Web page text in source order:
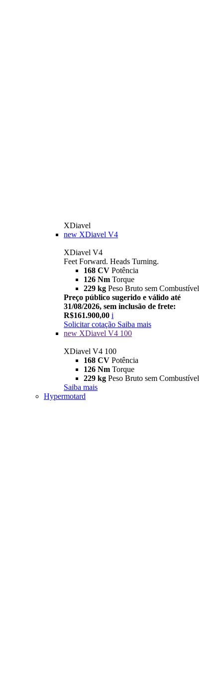
XDiavel
new XDiavel V4
XDiavel V4
Feet Forward. Heads Turning.
168 CV Potência
126 Nm Torque
229 kg Peso Bruto sem Combustível
Preço público sugerido e válido até
31/08/2026, sem inclusão de frete:
R$161.900,00 i
Solicitar cotação Saiba mais
new XDiavel V4 100
XDiavel V4 100
168 CV Potência
126 Nm Torque
229 kg Peso Bruto sem Combustível
Saiba mais
Hypermotard